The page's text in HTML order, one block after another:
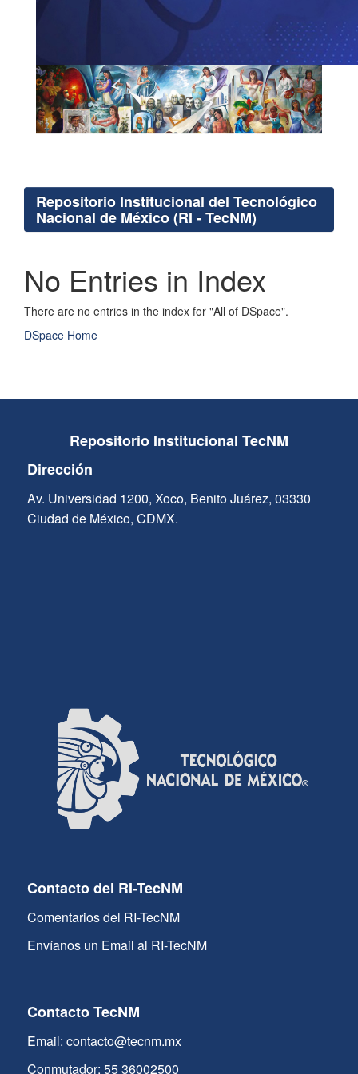
Repositorio Institucional del Tecnológico
Nacional de México (RI - TecNM)
No Entries in Index
There are no entries in the index for "All of DSpace".
DSpace Home
Repositorio Institucional TecNM
Dirección
Av. Universidad 1200, Xoco, Benito Juárez, 03330
Ciudad de México, CDMX.
Contacto del RI-TecNM
Comentarios del RI-TecNM
Envíanos un Email al RI-TecNM
Contacto TecNM
Email: contacto@tecnm.mx
Conmutador: 55 36002500